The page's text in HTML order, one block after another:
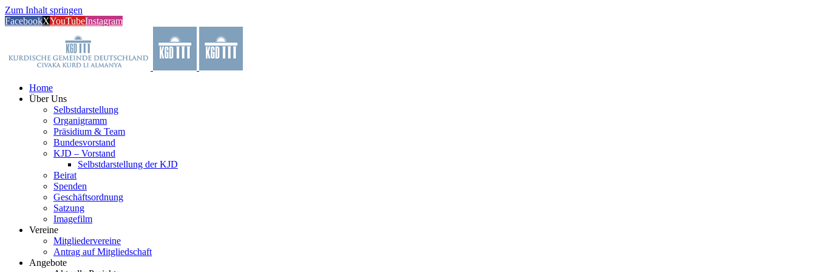
Zum Inhalt springen
FacebookXYouTubeInstagram
Home
Über Uns
Selbstdarstellung
Organigramm
Präsidium & Team
Bundesvorstand
KJD – Vorstand
Selbstdarstellung der KJD
Beirat
Spenden
Geschäftsordnung
Satzung
Imagefilm
Vereine
Mitgliedervereine
Antrag auf Mitgliedschaft
Angebote